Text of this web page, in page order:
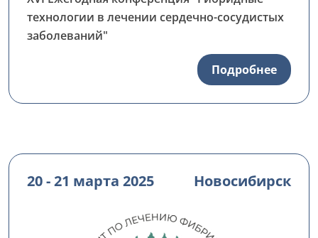
технологии в лечении сердечно-сосудистых
заболеваний"
Подробнее
20 - 21 марта 2025 Новосибирск